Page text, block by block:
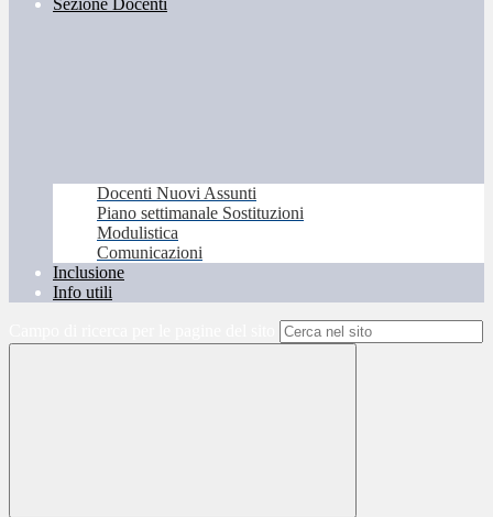
Sezione Docenti
Docenti Nuovi Assunti
Piano settimanale Sostituzioni
Modulistica
Comunicazioni
Inclusione
Info utili